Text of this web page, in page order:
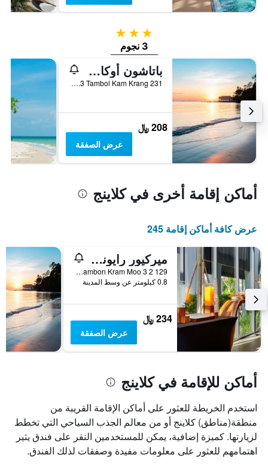
3 نجوم
3 نجوم
باتاشون أوكاي بيتش ريزورت
231 M.3 Tambol Kam Krang, كلاينج, تايلاند
208 ﷼
عرض الصفقة
أماكن إقامة أخرى في كلاينج
عرض كافة أماكن إقامة 245
ميركيور رايونج لومتالاي فيلاس آند ريزورت
129 2 Tambon Kram Moo 3, كلاينج, تايلاند
0.8 كيلومتر عن وسط المدينة
234 ﷼
عرض الصفقة
أماكن للإقامة في كلاينج
استخدم الخريطة للعثور على أماكن الإقامة القريبة من
منطقة(مناطق) كلاينج أو من معالم الجذب السياحي التي تخطط
لزيارتها. كميزة إضافية، يمكن للمستخدمين النقر على فندق يثير
اهتمامهم للعثور على معلومات مفيدة وصفقات لذلك الفندق.